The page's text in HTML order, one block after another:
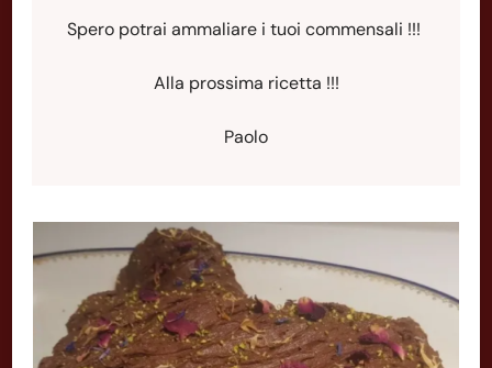
Spero potrai ammaliare i tuoi commensali !!!
Alla prossima ricetta !!!
Paolo